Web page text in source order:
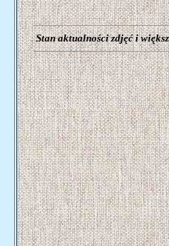
Stan aktualności zdjęć i